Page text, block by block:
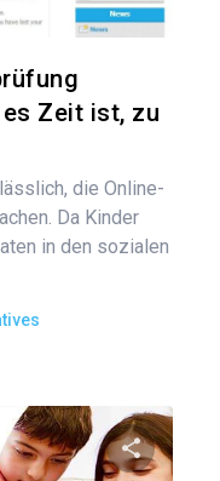
es Zeit ist, zu
die Online-
Da Kinder
in den sozialen